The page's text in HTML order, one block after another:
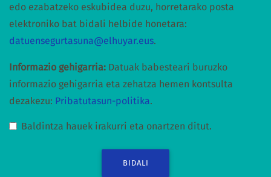
edo ezabatzeko eskubidea duzu, horretarako posta
elektroniko bat bidali helbide honetara:
datuensegurtasuna@elhuyar.eus.
Informazio gehigarria: Datuak babesteari buruzko
informazio gehigarria eta zehatza hemen kontsulta
dezakezu: Pribatutasun-politika.
Baldintza hauek irakurri eta onartzen ditut.
BIDALI